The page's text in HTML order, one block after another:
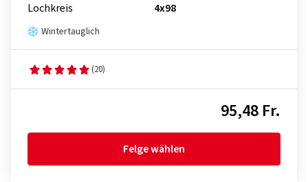
Lochkreis
4x98
Wintertauglich
(20)
95,48 Fr.
Felge wählen